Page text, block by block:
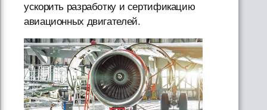
ускорить разработку и сертификацию
авиационных двигателей.